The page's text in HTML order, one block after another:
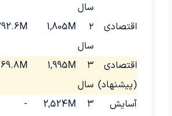
سال
اقتصادی
۲
سال
1,805M
اقتصادی
(پیشنهاد)
۳
سال
1,995M
آسایش
۳
2,524M
-